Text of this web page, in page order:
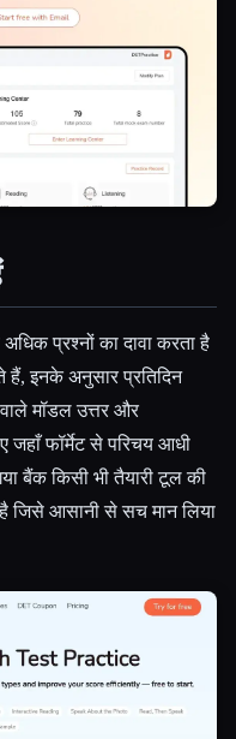
प्रश्नों का दावा करता है
हैं, इनके अनुसार प्रतिदिन
मॉडल उत्तर और
जहाँ फॉर्मेट से परिचय आधी
बैंक किसी भी तैयारी टूल की
जिसे आसानी से सच मान लिया